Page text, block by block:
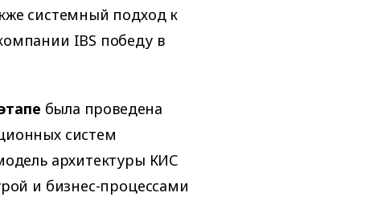
системный подход к
IBS победу в
была проведена
систем
архитектуры КИС
и бизнес-процессами